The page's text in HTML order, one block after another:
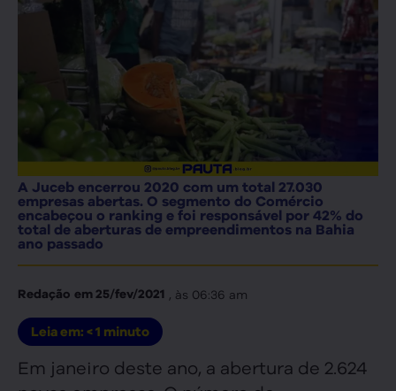
A Juceb encerrou 2020 com um total 27.030
empresas abertas. O segmento do Comércio
encabeçou o ranking e foi responsável por 42% do
total de aberturas de empreendimentos na Bahia
ano passado
Redação em25/fev/2021 , às 06:36 am
Leia em: < 1 minuto
Em janeiro deste ano, a abertura de 2.624